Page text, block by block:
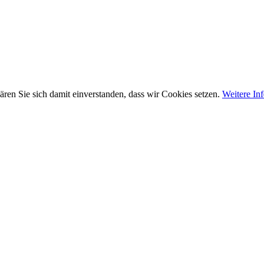
Sie sich damit einverstanden, dass wir Cookies setzen. Weitere